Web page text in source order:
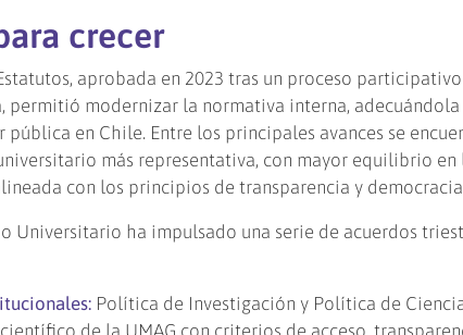
crecer
aprobada en 2023 tras un proceso
permitió modernizar la normativa interna, adecuándola
pública en Chile. Entre los principales avances se
más representativa, con mayor equilibrio
con los principios de transparencia y
Universitario ha impulsado una serie de acuerdos
Política de Investigación y Política de
de la UMAG con criterios de acceso,